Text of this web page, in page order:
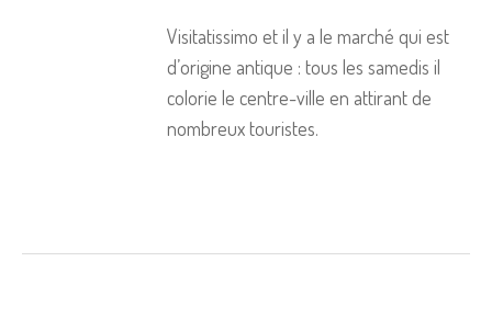
Visitatissimo et il y a le marché qui est
d’origine antique : tous les samedis il
colorie le centre-ville en attirant de
nombreux touristes.